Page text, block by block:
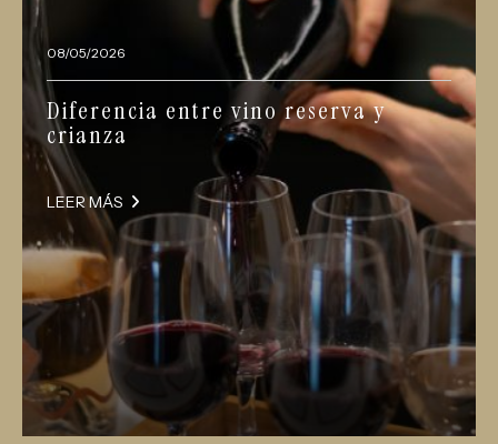
08/05/2026
Diferencia entre vino reserva y
crianza
LEER MÁS